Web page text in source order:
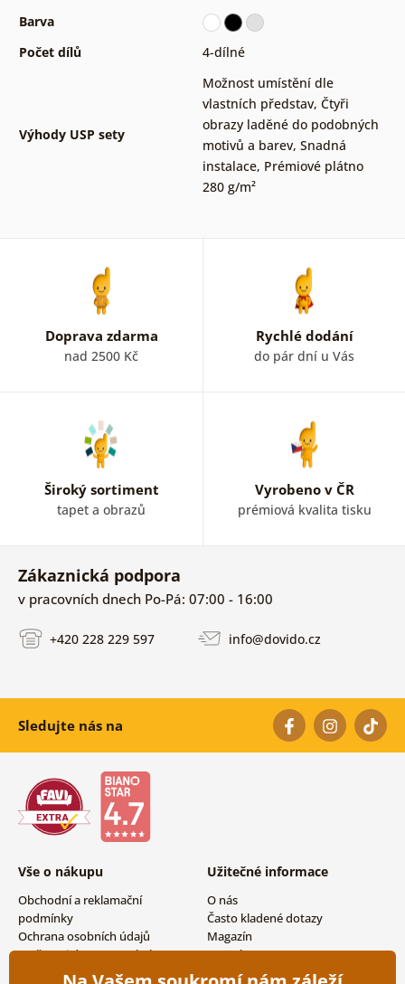
Barva
Počet dílů
4-dílné
Výhody USP sety
Možnost umístění dle
vlastních představ, Čtyři
obrazy laděné do podobných
motivů a barev, Snadná
instalace, Prémiové plátno
280 g/m²
Doprava zdarma
nad 2500 Kč
Rychlé dodání
do pár dní u Vás
Široký sortiment
tapet a obrazů
Vyrobeno v ČR
prémiová kvalita tisku
Zákaznická podpora
v pracovních dnech Po-Pá: 07:00 - 16:00
+420 228 229 597 info@dovido.cz
Sledujte nás na
Vše o nákupu
Obchodní a reklamační
podmínky
Ochrana osobních údajů
Možnosti dopravy a platby
Vrácení zboží
Užitečné informace
O nás
Často kladené dotazy
Magazín
Kontakty
Velkoobchodní spolupráce